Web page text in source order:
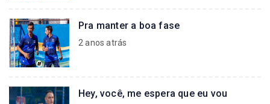
Pra manter a boa fase
2 anos atrás
Hey, você, me espera que eu vou